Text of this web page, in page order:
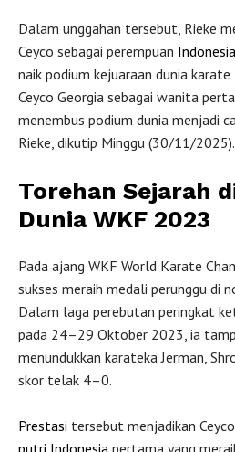
Dalam unggahan tersebut, Rieke
Ceyco sebagai perempuan Indonesia
naik podium kejuaraan dunia
Ceyco Georgia sebagai wanita
menembus podium dunia menjadi
Rieke, dikutip Minggu (30/11/2025).
Torehan Sejarah
Dunia WKF 2023
Pada ajang WKF World Karate
sukses meraih medali perunggu di
Dalam laga perebutan peringkat
pada 24–29 Oktober 2023, ia
menundukkan karateka Jerman,
skor telak 4–0.
Prestasi tersebut menjadikan